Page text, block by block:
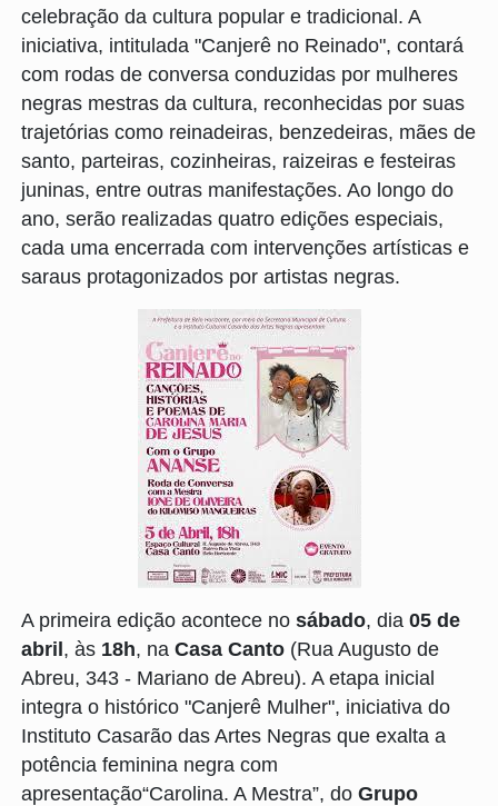
celebração da cultura popular e tradicional. A
iniciativa, intitulada "Canjerê no Reinado", contará
com rodas de conversa conduzidas por mulheres
negras mestras da cultura, reconhecidas por suas
trajetórias como reinadeiras, benzedeiras, mães de
santo, parteiras, cozinheiras, raizeiras e festeiras
juninas, entre outras manifestações. Ao longo do
ano, serão realizadas quatro edições especiais,
cada uma encerrada com intervenções artísticas e
saraus protagonizados por artistas negras.
A primeira edição acontece no sábado, dia 05 de
abril, às 18h, na Casa Canto (Rua Augusto de
Abreu, 343 - Mariano de Abreu). A etapa inicial
integra o histórico "Canjerê Mulher", iniciativa do
Instituto Casarão das Artes Negras que exalta a
potência feminina negra com
apresentação“Carolina. A Mestra”, do Grupo